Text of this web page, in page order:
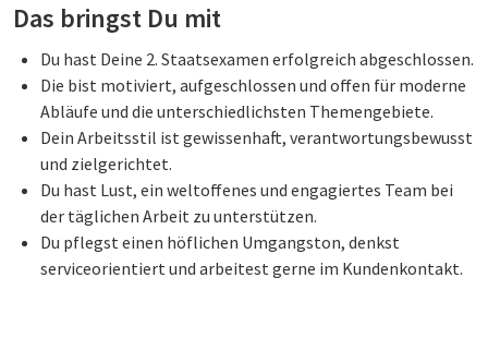
Das bringst Du mit
Du hast Deine 2. Staatsexamen erfolgreich abgeschlossen.
Die bist motiviert, aufgeschlossen und offen für moderne
Abläufe und die unterschiedlichsten Themengebiete.
Dein Arbeitsstil ist gewissenhaft, verantwortungsbewusst
und zielgerichtet.
Du hast Lust, ein weltoffenes und engagiertes Team bei
der täglichen Arbeit zu unterstützen.
Du pflegst einen höflichen Umgangston, denkst
serviceorientiert und arbeitest gerne im Kundenkontakt.